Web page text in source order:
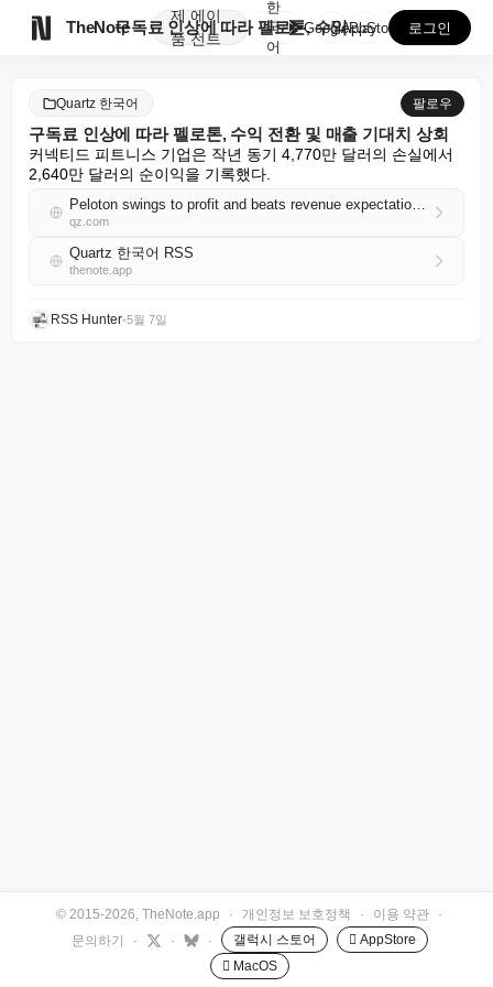
TheNote
제
품
에이
전트
구독료 인상에 따라 펠로톤, 수익 전환 및 매출 기대치...
한
국
어
GooglePlay
AppStore 로그인
Quartz 한국어 팔로우
구독료 인상에 따라 펠로톤, 수익 전환 및 매출 기대치 상회
커넥티드 피트니스 기업은 작년 동기 4,770만 달러의 손실에서
2,640만 달러의 순이익을 기록했다.
Peloton swings to profit and beats revenue expectations as subscription prices rise
qz.com
Quartz 한국어 RSS
thenote.app
RSS Hunter•5월 7일
© 2015-2026, TheNote.app · 개인정보 보호정책 · 이용 약관
·
문의하기
· · · 갤럭시 스토어
 AppStore
 MacOS